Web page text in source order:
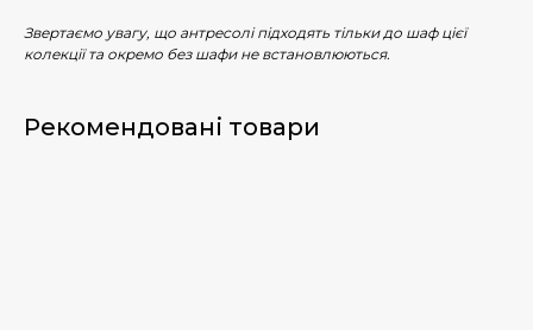
Звертаємо увагу, що антресолі підходять тільки до шаф цієї
колекції та окремо без шафи не встановлюються.
Рекомендовані товари